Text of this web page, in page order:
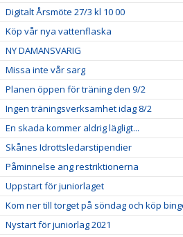
Digitalt Årsmöte 27/3 kl 10 00
Köp vår nya vattenflaska
NY DAMANSVARIG
Missa inte vår sarg
Planen öppen för träning den 9/2
Ingen träningsverksamhet idag 8/2
En skada kommer aldrig lägligt...
Skånes Idrottsledarstipendier
Påminnelse ang restriktionerna
Uppstart för juniorlaget
Kom ner till torget på söndag och köp
Nystart för juniorlag 2021